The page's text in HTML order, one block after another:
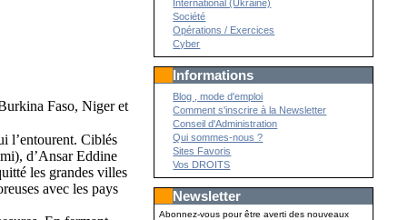
Faso, Niger et
l’entourent. Ciblés
d’Ansar Eddine
les grandes villes
avec les pays
International (Ukraine)
Société
Opérations / Exercices
Cyber
Informations
Blog , mode d'emploi
Comment s'inscrire à la Newsletter
Conseil d'Administration
Qui sommes-nous ?
Sites Favoris
Vos DROITS
Newsletter
Abonnez-vous pour être averti des nouveaux